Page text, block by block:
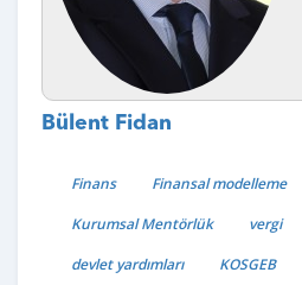
Bülent Fidan
Finans Finansal modelleme
Kurumsal Mentörlük
vergi
devlet yardımları
KOSGEB